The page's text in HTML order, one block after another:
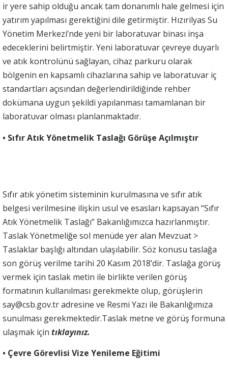
ir yere sahip olduğu ancak tam donanımlı hale gelmesi için
yatırım yapılması gerektiğini dile getirmiştir. Hızırilyas Su
Yönetim Merkezi’nde yeni bir laboratuvar binası inşa
edeceklerini belirtmiştir. Yeni laboratuvar çevreye duyarlı
ve atık kontrolünü sağlayan, cihaz parkuru olarak
bölgenin en kapsamlı cihazlarına sahip ve laboratuvar iç
standartları açısından değerlendirildiğinde rehber
dokümana uygun şekildi yapılanması tamamlanan bir
laboratuvar olması planlanmaktadır.
• Sıfır Atık Yönetmelik Taslağı Görüşe Açılmıştır
Sıfır atık yönetim sisteminin kurulmasına ve sıfır atık
belgesi verilmesine ilişkin usul ve esasları kapsayan “Sıfır
Atık Yönetmelik Taslağı” Bakanlığımızca hazırlanmıştır.
Taslak Yönetmeliğe sol menüde yer alan Mevzuat >
Taslaklar başlığı altından ulaşılabilir. Söz konusu taslağa
son görüş verilme tarihi 20 Kasım 2018’dir. Taslağa görüş
vermek için taslak metin ile birlikte verilen görüş
formatının kullanılması gerekmekte olup, görüşlerin
say@csb.gov.tr adresine ve Resmi Yazı ile Bakanlığımıza
sunulması gerekmektedir.Taslak metne ve görüş formuna
ulaşmak için tıklayınız.
• Çevre Görevlisi Vize Yenileme Eğitimi